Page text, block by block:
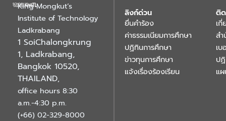
King Mongkut’s
Institute of Technology
Ladkrabang
1 SoiChalongkrung
1, Ladkrabang,
Bangkok 10520,
THAILAND,
office hours 8:30
a.m.-4:30 p.m.
(+66) 02-329-8000
ลิงก์ด่วน
ยื่นคำร้อง
ค่าธรรมเนียมการศึกษา
ปฏิทินการศึกษา
ข่าวทุนการศึกษา
แจ้งเรื่องร้องเรียน
ติ
เกี่
ส
เ
ป
แ